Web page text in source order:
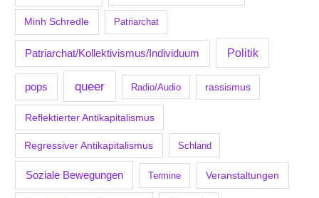
Minh Schredle Patriarchat
Patriarchat/Kollektivismus/Individuum Politik
pops queer Radio/Audio rassismus
Reflektierter Antikapitalismus
Regressiver Antikapitalismus Schland
Soziale Bewegungen Termine Veranstaltungen